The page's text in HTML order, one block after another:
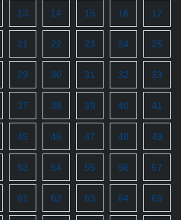
13 14 15 16 17
21 22 23 24 25
29 30 31 32 33
37 38 39 40 41
45 46 47 48 49
53 54 55 56 57
61 62 63 64 65